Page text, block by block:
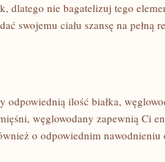
dlatego nie bagatelizuj tego
swojemu ciału szansę na pełną⁣
odpowiednią ilość białka,
węglowodany zapewnią Ci
o odpowiednim nawodnieniu